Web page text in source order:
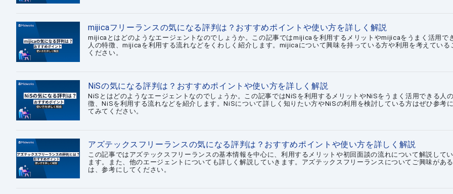
mijicaフリーランスの気になる評判は？おすすめポイントや使い方を詳しく解説
mijicaとはどのようなエージェントなのでしょうか。この記事ではmijicaを利用するメリットやmijicaをうまく活用で
人の特徴、mijicaを利用する流れなどをくわしく紹介します。mijicaについて興味を持っている方や利用を考えている
ください。
NiSの気になる評判は？おすすめポイントや使い方を詳しく解説
NiSとはどのようなエージェントなのでしょうか。この記事ではNiSを利用するメリットやNiSをうまく活用できる人
徴、NiSを利用する流れなどを紹介します。NiSについて詳しく知りたい方やNiSの利用を検討している方はぜひ参考
てみてください。
アズテックスフリーランスの気になる評判は？おすすめポイントや使い方を詳しく解説
この記事ではアズテックスフリーランスの基本情報を中心に、利用するメリットや初回面談の流れについて解説してい
ます。また、他のエージェントについても詳しく解説していきます。アズテックスフリーランスについてご興味があ
は、参考にしてください。